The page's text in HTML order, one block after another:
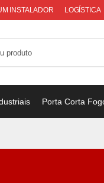
INSTALADOR LOGÍSTICA
Porta Corta